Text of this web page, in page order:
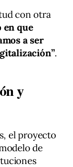
con otra
en que
a ser
.
y
el proyecto
de